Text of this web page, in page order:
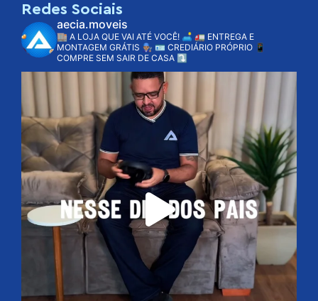
Redes Sociais
aecia.moveis
🏬 A LOJA QUE VAI ATÉ VOCÊ! 🛋️ 🚛 ENTREGA E
MONTAGEM GRÁTIS 👨🏽‍🔧 🪪 CREDIÁRIO PRÓPRIO 📱
COMPRE SEM SAIR DE CASA ⤵️